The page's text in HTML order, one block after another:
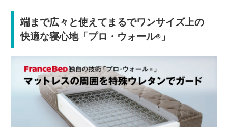
端まで広々と使えてまるでワンサイズ上の
快適な寝心地「プロ・ウォール®」